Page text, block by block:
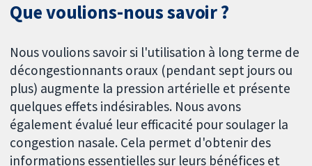
Que voulions-nous savoir ?
Nous voulions savoir si l'utilisation à long terme de
décongestionnants oraux (pendant sept jours ou
plus) augmente la pression artérielle et présente
quelques effets indésirables. Nous avons
également évalué leur efficacité pour soulager la
congestion nasale. Cela permet d'obtenir des
informations essentielles sur leurs bénéfices et